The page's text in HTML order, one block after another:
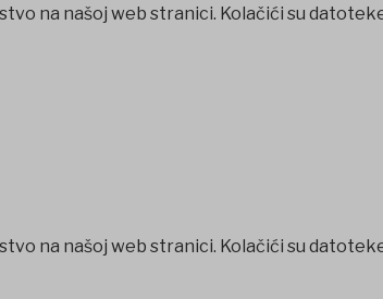
na našoj web stranici. Kolačići su
na našoj web stranici. Kolačići su